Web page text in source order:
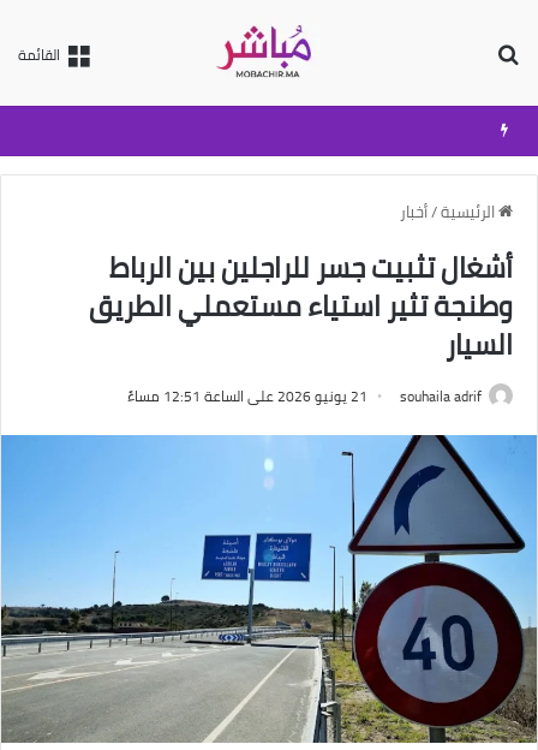
القائمة
الرئيسية/أخبار
أشغال تثبيت جسر للراجلين بين الرباط
وطنجة تثير استياء مستعملي الطريق
السيار
souhaila adrif 21 يونيو 2026 على الساعة 12:51 مساءً